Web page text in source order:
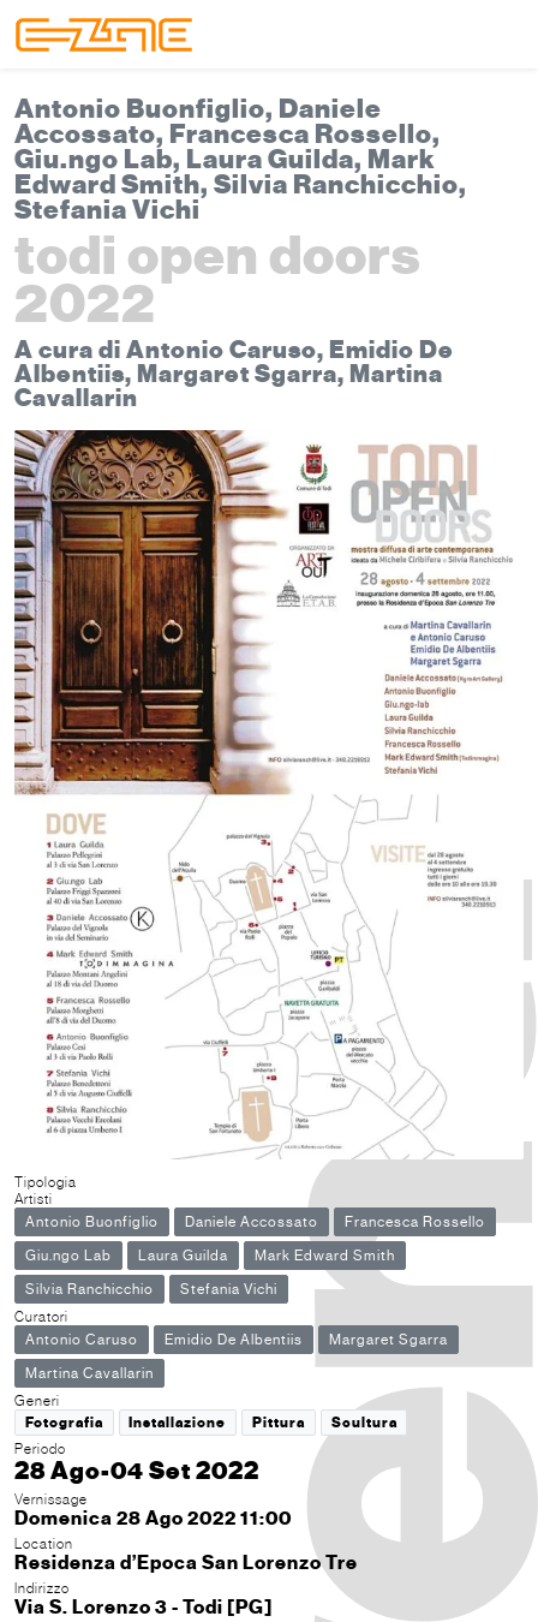
Antonio Buonfiglio, Daniele
Accossato, Francesca Rossello,
Giu.ngo Lab, Laura Guilda, Mark
Edward Smith, Silvia Ranchicchio,
Stefania Vichi
todi open doors
2022
A cura di Antonio Caruso, Emidio De
Albentiis, Margaret Sgarra, Martina
Cavallarin
Tipologia
Artisti
Antonio Buonfiglio
Daniele Accossato
Francesca Rossello
Giu.ngo Lab
Laura Guilda
Mark Edward Smith
Silvia Ranchicchio
Stefania Vichi
Curatori
Antonio Caruso
Emidio De Albentiis
Margaret Sgarra
Martina Cavallarin
Generi
Fotografia
Installazione Pittura
Scultura
Periodo
28 Ago-04 Set 2022
Vernissage
Domenica 28 Ago 2022 11:00
Location
Residenza d’Epoca San Lorenzo Tre
Indirizzo
Via S. Lorenzo 3 - Todi [PG]